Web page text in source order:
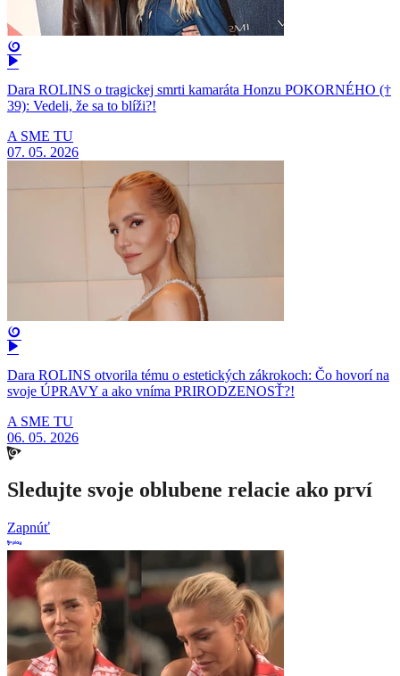
Dara ROLINS o tragickej smrti kamaráta Honzu POKORNÉHO (†
39): Vedeli, že sa to blíži?!
A SME TU
07. 05. 2026
Dara ROLINS otvorila tému o estetických zákrokoch: Čo hovorí na
svoje ÚPRAVY a ako vníma PRIRODZENOSŤ?!
A SME TU
06. 05. 2026
Sledujte svoje oblubene relacie ako prví
Zapnúť